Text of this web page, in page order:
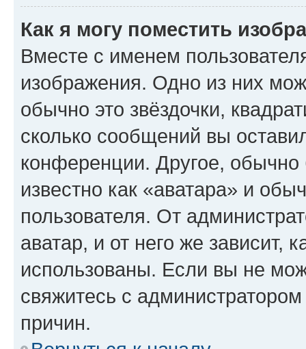
Как я могу поместить
Вместе с именем
изображения. Одно из них
обычно это звёздочки,
сколько сообщений вы
конференции. Другое,
известно как «аватара» и
пользователя. От
аватар, и от него же зависит,
использованы. Если вы не
свяжитесь с
причин.